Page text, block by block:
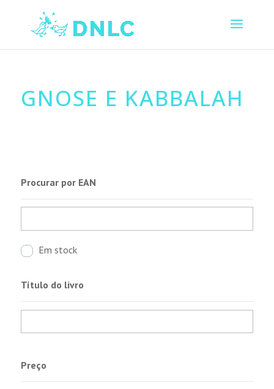
GNOSE E KABBALAH
Procurar por EAN
Em stock
Título do livro
Preço